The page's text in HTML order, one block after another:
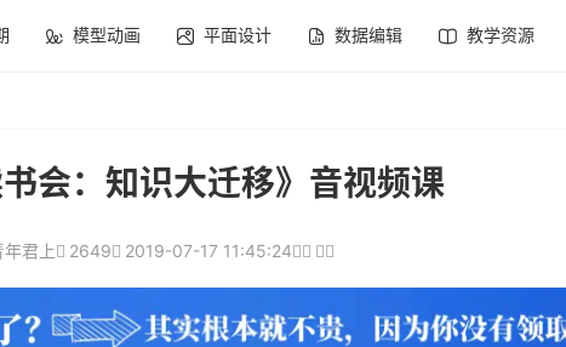
模型动画 平面设计 数据编辑 教学资源
书会：知识大迁移》音视频课
年君上 2649 2019-07-17 11:45:24